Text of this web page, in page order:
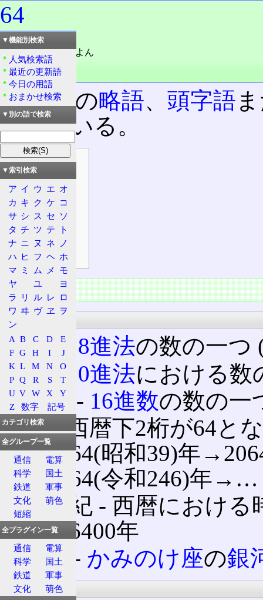
64
読み：ろく・よん
読み：ろくじゅうよん
外語：64
品詞：名詞
二文字の略語、頭字語
わせている。
目次
主な用途
科学
通信
情報処理
文化・芸術
その他
主な用途
科学
064 ‐ 8進法の数の一つ
64 ‐ 10進法における数
0x64 ‐ 16進数の数の一
64 ‐ 西暦下2桁が64
→1964(昭和39)年
→2264(令和246)年→…
64世紀 ‐ 西暦におけ
年〜6400年
M64 ‐ かみのけ座の銀
通信
▼機能別検索
人気検索語
最近の更新語
今日の用語
おまかせ検索
▼別の語で検索
▼索引検索
ア イ ウ エ オ
カ キ ク ケ コ
サ シ ス セ ソ
タ チ ツ テ
ト
ナ ニ ヌ ネ
ノ
ハ ヒ フ ヘ ホ
マ ミ ム メ
モ
ヤ
ユ
ヨ
ラ
リ ル レ ロ
ワ ヰ ヴ ヱ
ヲ
ン
A B C D
E
F G H I
J
K L M N
O
P Q R S
T
U V W X
Y
Z
数字 記号
カテゴリ検索
全グループ一覧
通信
電算
科学
国土
鉄道
軍事
文化
萌色
短縮
全プラグイン一覧
通信
電算
科学
国土
鉄道
軍事
文化
萌色